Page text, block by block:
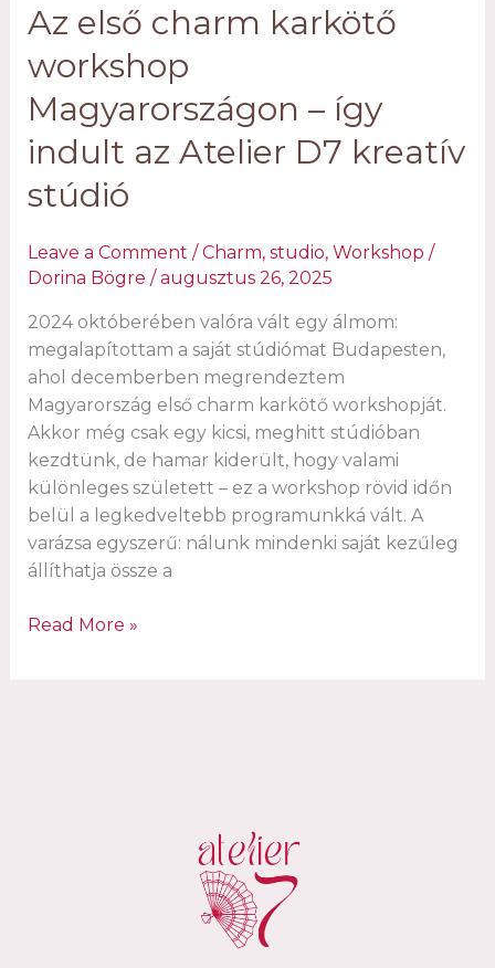
Az első charm karkötő
workshop
Magyarországon – így
indult az Atelier D7 kreatív
stúdió
Leave a Comment /Charm, studio, Workshop /
Dorina Bögre /augusztus 26, 2025
2024 októberében valóra vált egy álmom:
megalapítottam a saját stúdiómat Budapesten,
ahol decemberben megrendeztem
Magyarország első charm karkötő workshopját.
Akkor még csak egy kicsi, meghitt stúdióban
kezdtünk, de hamar kiderült, hogy valami
különleges született – ez a workshop rövid időn
belül a legkedveltebb programunkká vált. A
varázsa egyszerű: nálunk mindenki saját kezűleg
állíthatja össze a
Az
Read More »